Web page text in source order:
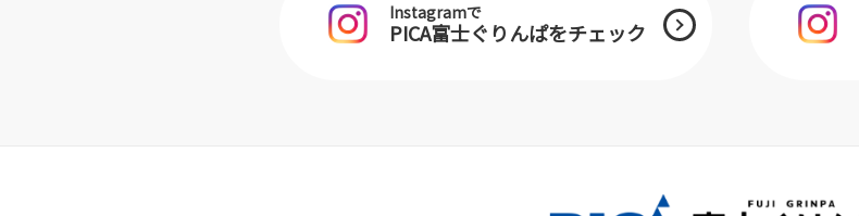
Instagramで
PICA富士ぐりんぱをチェック